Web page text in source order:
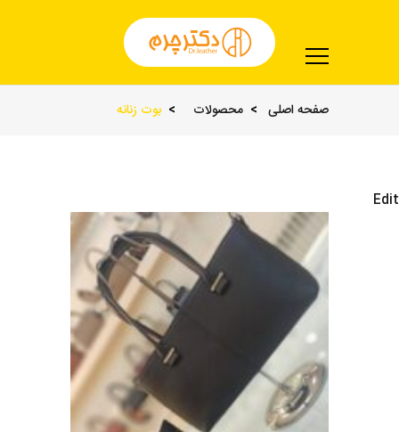
صفحه اصلی محصولات بوت زنانه
Edit